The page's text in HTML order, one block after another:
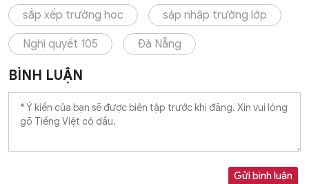
sắp xếp trường học sáp nhập trường lớp
Nghị quyết 105 Đà Nẵng
BÌNH LUẬN
Gửi bình luận